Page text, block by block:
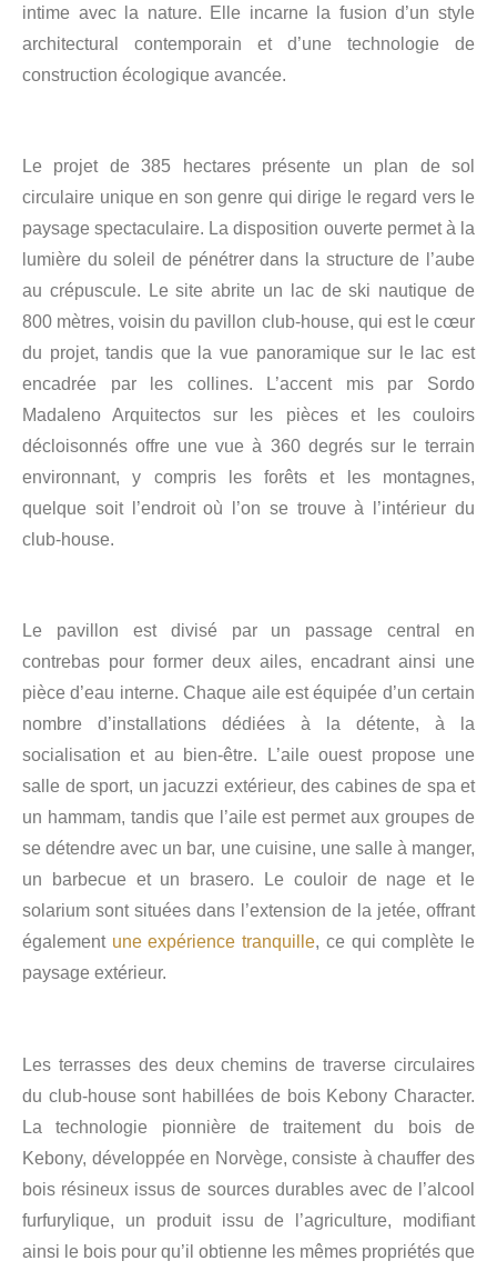
intime avec la nature. Elle incarne la fusion d’un style
architectural contemporain et d’une technologie de
construction écologique avancée.
Le projet de 385 hectares présente un plan de sol
circulaire unique en son genre qui dirige le regard vers le
paysage spectaculaire. La disposition ouverte permet à la
lumière du soleil de pénétrer dans la structure de l’aube
au crépuscule. Le site abrite un lac de ski nautique de
800 mètres, voisin du pavillon club-house, qui est le cœur
du projet, tandis que la vue panoramique sur le lac est
encadrée par les collines. L’accent mis par Sordo
Madaleno Arquitectos sur les pièces et les couloirs
décloisonnés offre une vue à 360 degrés sur le terrain
environnant, y compris les forêts et les montagnes,
quelque soit l’endroit où l’on se trouve à l’intérieur du
club-house.
Le pavillon est divisé par un passage central en
contrebas pour former deux ailes, encadrant ainsi une
pièce d’eau interne. Chaque aile est équipée d’un certain
nombre d’installations dédiées à la détente, à la
socialisation et au bien-être. L’aile ouest propose une
salle de sport, un jacuzzi extérieur, des cabines de spa et
un hammam, tandis que l’aile est permet aux groupes de
se détendre avec un bar, une cuisine, une salle à manger,
un barbecue et un brasero. Le couloir de nage et le
solarium sont situées dans l’extension de la jetée, offrant
égalementune expérience tranquille, ce qui complète le
paysage extérieur.
Les terrasses des deux chemins de traverse circulaires
du club-house sont habillées de bois Kebony Character.
La technologie pionnière de traitement du bois de
Kebony, développée en Norvège, consiste à chauffer des
bois résineux issus de sources durables avec de l’alcool
furfurylique, un produit issu de l’agriculture, modifiant
ainsi le bois pour qu’il obtienne les mêmes propriétés que